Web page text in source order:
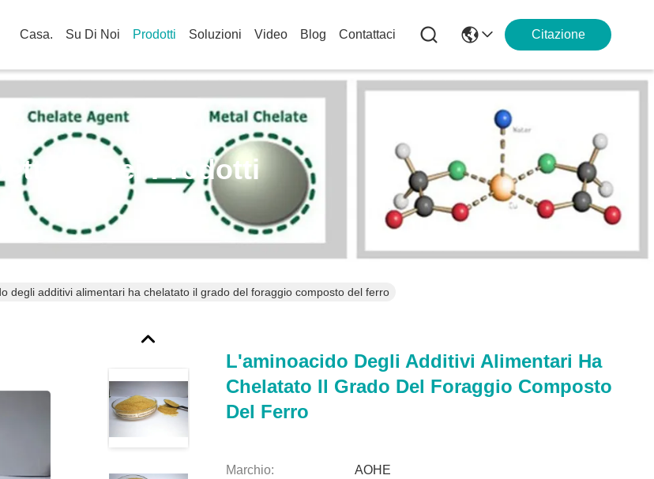
Casa. Su Di Noi Prodotti Soluzioni Video Blog Contattaci Citazione
Dei Prodotti
degli additivi alimentari ha chelatato il grado del foraggio composto del ferro
L'aminoacido Degli Additivi Alimentari Ha
Chelatato Il Grado Del Foraggio Composto
Del Ferro
Marchio: AOHE